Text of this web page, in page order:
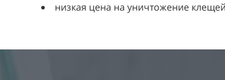
низкая цена на уничтожение